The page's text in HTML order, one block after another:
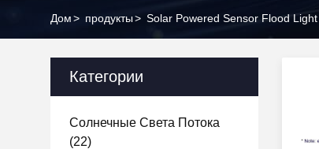
Дом> продукты> Solar Powered Sensor Flood
Категории
Солнечные Света Потока
(22)